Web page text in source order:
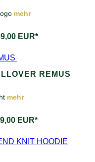
mehr
EUR*
REMUS
mehr
EUR*